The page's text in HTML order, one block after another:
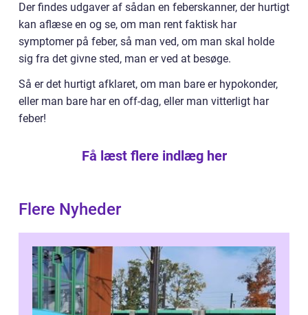
Der findes udgaver af sådan en feberskanner, der hurtigt
kan aflæse en og se, om man rent faktisk har
symptomer på feber, så man ved, om man skal holde
sig fra det givne sted, man er ved at besøge.
Så er det hurtigt afklaret, om man bare er hypokonder,
eller man bare har en off-dag, eller man vitterligt har
feber!
Få læst flere indlæg her
Flere Nyheder